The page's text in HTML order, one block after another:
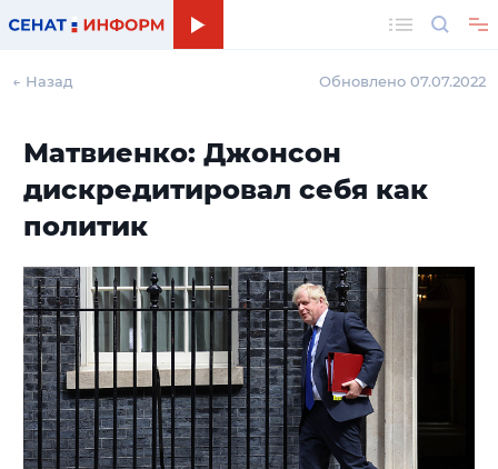
← Назад Обновлено 07.07.2022
Матвиенко: Джонсон
дискредитировал себя как
политик